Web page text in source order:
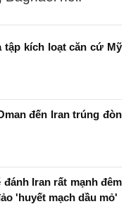
tập kích loạt căn cứ Mỹ
đến Iran trúng đòn
Iran rất mạnh đêm
'huyết mạch dầu mỏ'